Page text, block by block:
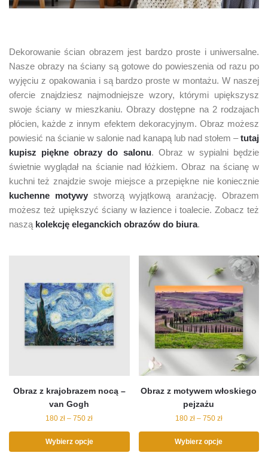
Dekorowanie ścian obrazem jest bardzo proste i uniwersalne.
Nasze obrazy na ściany są gotowe do powieszenia od razu po
wyjęciu z opakowania i są bardzo proste w montażu. W naszej
ofercie znajdziesz najmodniejsze wzory, którymi upiększysz
swoje ściany w mieszkaniu. Obrazy dostępne na 2 rodzajach
płócien, każde z innym efektem dekoracyjnym. Obraz możesz
powiesić na ścianie w salonie nad kanapą lub nad stołem –tutaj
kupisz piękne obrazy do salonu. Obraz w sypialni będzie
świetnie wyglądał na ścianie nad łóżkiem. Obraz na ścianę w
kuchni też znajdzie swoje miejsce a przepiękne nie koniecznie
kuchenne motywy stworzą wyjątkową aranżację. Obrazem
możesz też upiększyć ściany w łazience i toalecie. Zobacz też
naszą kolekcję eleganckich obrazów do biura.
Obraz z krajobrazem nocą –
van Gogh
180zł – 750zł
Wybierz opcje
Obraz z motywem włoskiego
pejzażu
180 zł – 750 zł
Wybierz opcje